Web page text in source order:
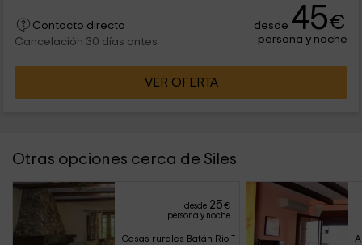
Contacto directo
Cancelación 30 días antes
desde 45€
persona y noche
VER OFERTA
Otras opciones cerca de Siles
desde 25€
persona y noche
Casas rurales Batán Rio Tus